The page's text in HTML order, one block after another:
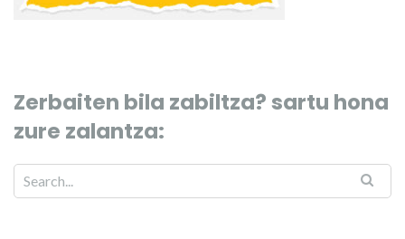
Zerbaiten bila zabiltza? sartu hona
zure zalantza: